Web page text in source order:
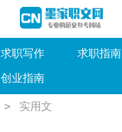
求职写作 求职指南
创业指南
> 实用文